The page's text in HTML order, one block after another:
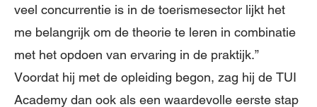
veel concurrentie is in de toerismesector lijkt het
me belangrijk om de theorie te leren in combinatie
met het opdoen van ervaring in de praktijk.”
Voordat hij met de opleiding begon, zag hij de TUI
Academy dan ook als een waardevolle eerste stap